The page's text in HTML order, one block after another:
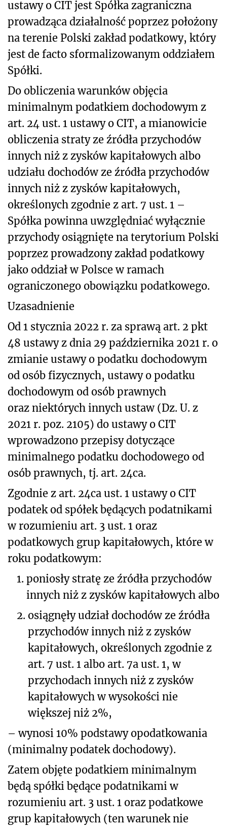
ustawy o CIT jest Spółka zagraniczna
prowadząca działalność poprzez położony
na terenie Polski zakład podatkowy, który
jest de facto sformalizowanym oddziałem
Spółki.
Do obliczenia warunków objęcia
minimalnym podatkiem dochodowym z
art. 24 ust. 1 ustawy o CIT, a mianowicie
obliczenia straty ze źródła przychodów
innych niż z zysków kapitałowych albo
udziału dochodów ze źródła przychodów
innych niż z zysków kapitałowych,
określonych zgodnie z art. 7 ust. 1 –
Spółka powinna uwzględniać wyłącznie
przychody osiągnięte na terytorium Polski
poprzez prowadzony zakład podatkowy
jako oddział w Polsce w ramach
ograniczonego obowiązku podatkowego.
Uzasadnienie
Od 1 stycznia 2022 r. za sprawą art. 2 pkt
48 ustawy z dnia 29 października 2021 r. o
zmianie ustawy o podatku dochodowym
od osób fizycznych, ustawy o podatku
dochodowym od osób prawnych
oraz niektórych innych ustaw (Dz. U. z
2021 r. poz. 2105) do ustawy o CIT
wprowadzono przepisy dotyczące
minimalnego podatku dochodowego od
osób prawnych, tj. art. 24ca.
Zgodnie z art. 24ca ust. 1 ustawy o CIT
podatek od spółek będących podatnikami
w rozumieniu art. 3 ust. 1 oraz
podatkowych grup kapitałowych, które w
roku podatkowym:
1. poniosły stratę ze źródła przychodów
innych niż z zysków kapitałowych albo
2. osiągnęły udział dochodów ze źródła
przychodów innych niż z zysków
kapitałowych, określonych zgodnie z
art. 7 ust. 1 albo art. 7a ust. 1, w
przychodach innych niż z zysków
kapitałowych w wysokości nie
większej niż 2%,
– wynosi 10% podstawy opodatkowania
(minimalny podatek dochodowy).
Zatem objęte podatkiem minimalnym
będą spółki będące podatnikami w
rozumieniu art. 3 ust. 1 oraz podatkowe
grup kapitałowych (ten warunek nie